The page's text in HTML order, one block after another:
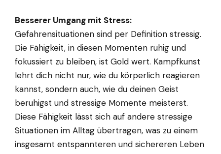
Besserer Umgang mit Stress:
Gefahrensituationen sind per Definition stressig.
Die Fähigkeit, in diesen Momenten ruhig und
fokussiert zu bleiben, ist Gold wert. Kampfkunst
lehrt dich nicht nur, wie du körperlich reagieren
kannst, sondern auch, wie du deinen Geist
beruhigst und stressige Momente meisterst.
Diese Fähigkeit lässt sich auf andere stressige
Situationen im Alltag übertragen, was zu einem
insgesamt entspannteren und sichereren Leben